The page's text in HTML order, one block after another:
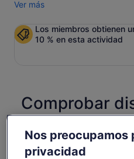
Ver más
Los miembros obtienen
10 % en esta actividad
Comprobar
Cambiar
fechas
vie., 14 ago. sáb., 15 ago.
Nos preocupamos
privacidad